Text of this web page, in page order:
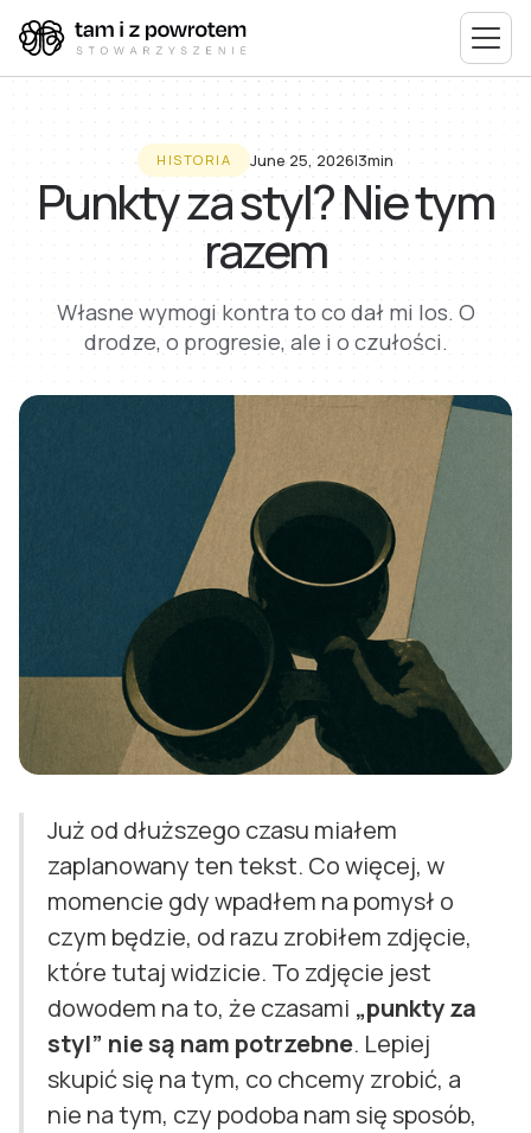
HISTORIA June 25, 2026I3min
Punkty za styl? Nie tym
razem
Własne wymogi kontra to co dał mi los. O
drodze, o progresie, ale i o czułości.
Już od dłuższego czasu miałem
zaplanowany ten tekst. Co więcej, w
momencie gdy wpadłem na pomysł o
czym będzie, od razu zrobiłem zdjęcie,
które tutaj widzicie. To zdjęcie jest
dowodem na to, że czasami „punkty za
styl” nie są nam potrzebne. Lepiej
skupić się na tym, co chcemy zrobić, a
nie na tym, czy podoba nam się sposób,